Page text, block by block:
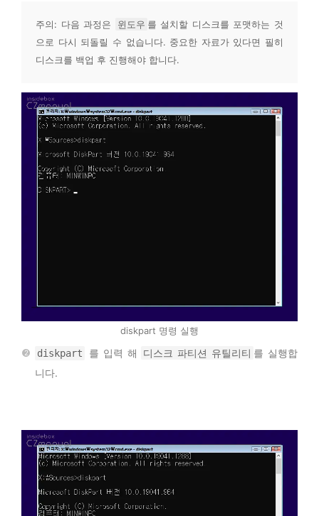
주의: 다음 과정은 윈도우 를 설치할 디스크를 포맷하는 것
으로 다시 되돌릴 수 없습니다. 중요한 자료가 있다면 필히
디스크를 백업 후 진행해야 합니다.
diskpart 명령 실행
diskpart
를 입력 해 디스크 파티션 유틸리티 를 실행합
니다.